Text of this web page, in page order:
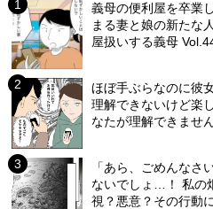
義母の便利屋を卒業
まる妻と娘の新たな
屋扱いする義母 Vol.44
ほぼ手ぶらなのに彼
理解できないけど楽
なたが理解できませ
「あら、ごめんなさ
ないでしょ…！ 私の
視？悪意？その行動